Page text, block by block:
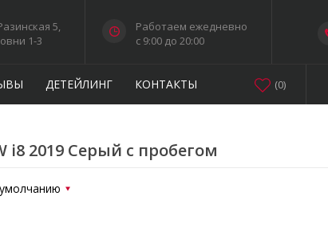
5,
1-3
Работаем ежедневно
c 9:00 до 20:00
ДЕТЕЙЛИНГ КОНТАКТЫ (0)
i8 2019 Серый с пробегом